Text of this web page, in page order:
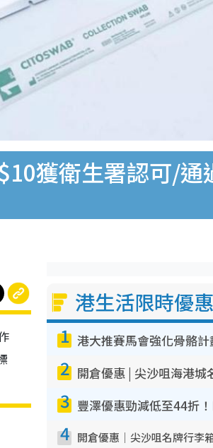
獲衛生署認可/通
港生活限時優
1
2
3
4